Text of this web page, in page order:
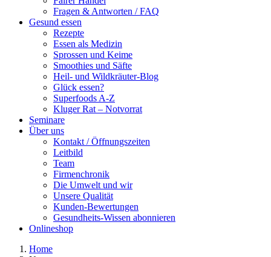
Fragen & Antworten / FAQ
Gesund essen
Rezepte
Essen als Medizin
Sprossen und Keime
Smoothies und Säfte
Heil- und Wildkräuter-Blog
Glück essen?
Superfoods A-Z
Kluger Rat – Notvorrat
Seminare
Über uns
Kontakt / Öffnungszeiten
Leitbild
Team
Firmenchronik
Die Umwelt und wir
Unsere Qualität
Kunden-Bewertungen
Gesundheits-Wissen abonnieren
Onlineshop
Home